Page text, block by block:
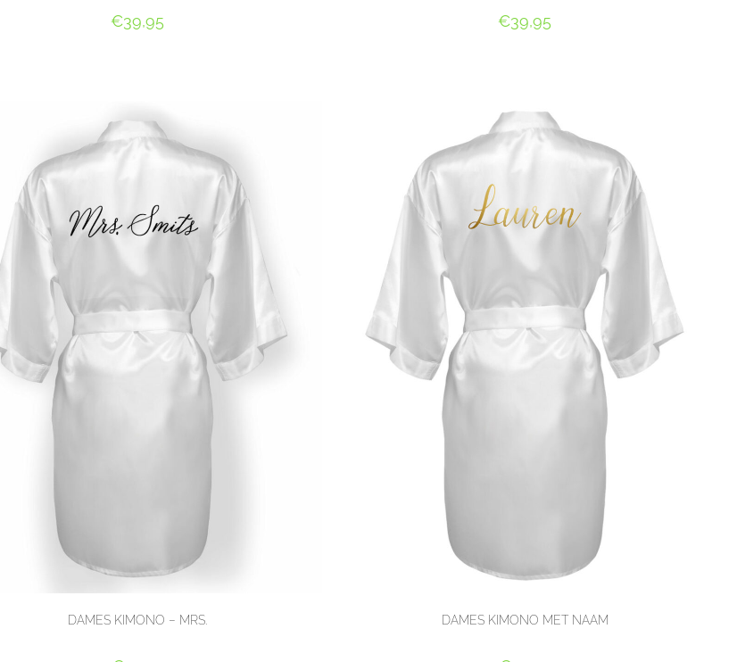
€39,95 €39,95
DAMES KIMONO – MRS. DAMES KIMONO MET NAAM